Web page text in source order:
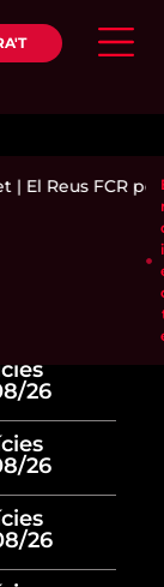
| El Reus FCR
26
26
26